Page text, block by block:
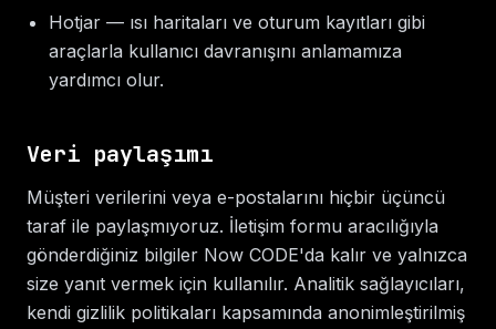
Hotjar — ısı haritaları ve oturum kayıtları gibi
araçlarla kullanıcı davranışını anlamamıza
yardımcı olur.
Veri paylaşımı
Müşteri verilerini veya e-postalarını hiçbir üçüncü
taraf ile paylaşmıyoruz. İletişim formu aracılığıyla
gönderdiğiniz bilgiler Now CODE'da kalır ve yalnızca
size yanıt vermek için kullanılır. Analitik sağlayıcıları,
kendi gizlilik politikaları kapsamında anonimleştirilmiş